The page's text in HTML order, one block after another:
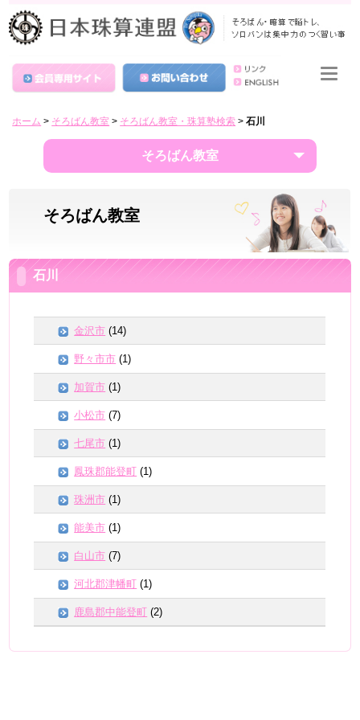
ホーム > そろばん教室 > そろばん教室・珠算塾検索 >石川
そろばん教室
石川
金沢市 (14)
野々市市 (1)
加賀市 (1)
小松市 (7)
七尾市 (1)
鳳珠郡能登町 (1)
珠洲市 (1)
能美市 (1)
白山市 (7)
河北郡津幡町 (1)
鹿島郡中能登町 (2)
そろばん教室